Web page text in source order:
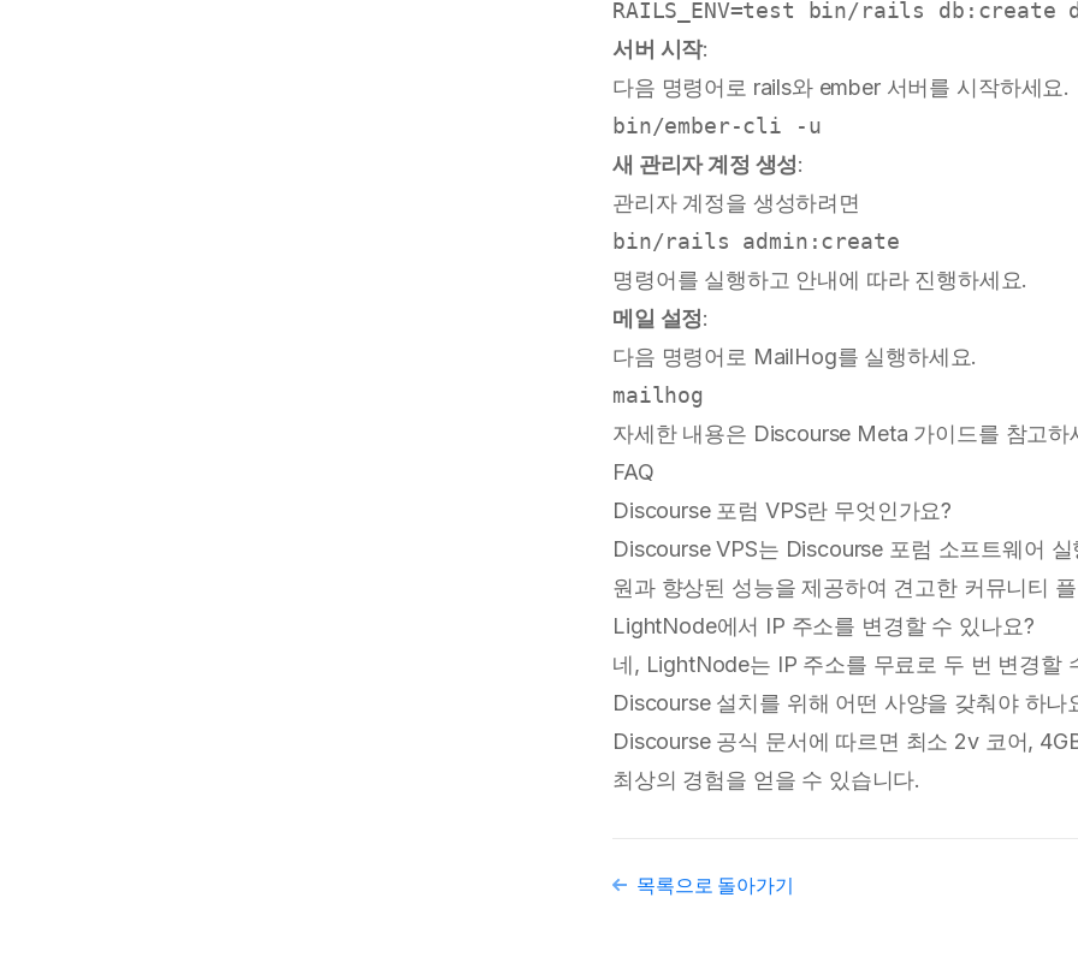
서버 시작:
다음 명령어로 rails와 ember 서버를 시작하세요.
새 관리자 계정 생성:
관리자 계정을 생성하려면
명령어를 실행하고 안내에 따라 진행하세요.
메일 설정:
다음 명령어로 MailHog를 실행하세요.
자세한 내용은 Discourse Meta 가이드를 참고하
FAQ
Discourse 포럼 VPS란 무엇인가요?
Discourse VPS는 Discourse 포럼 소프트웨어
원과 향상된 성능을 제공하여 견고한 커뮤니티
LightNode에서 IP 주소를 변경할 수 있나요?
네, LightNode는 IP 주소를 무료로 두 번 변경할
Discourse 설치를 위해 어떤 사양을 갖춰야 하나
Discourse 공식 문서에 따르면 최소 2v 코어,
최상의 경험을 얻을 수 있습니다.
목록으로 돌아가기